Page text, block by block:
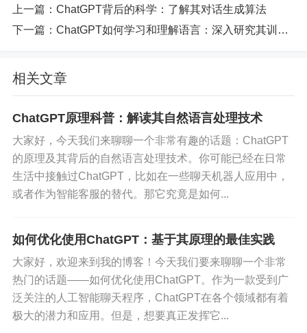
：首先，用户输入一个问题或者一个对话
理解和生成：模型接收到这些向量后，会通过几个
层次的神经网络进行处理。其实，简单来说，模型
会尝试“猜测”下面一个词应该是什么。这是一种概率
的计算，每个词都有一个出现的概率。然后，模型
会从中选择一个最佳的答案，继续生成下一个词，
依此类推，直到生成完整的一段话。
输出处理：最后，生成的向量会被转换回人类能读
懂的文本。这时候，你就能看到一个完整的、连贯
的回答或对话内容了。
注意力机制
上一篇： ChatGPT背后的科学：了解其对话生成算法
下一篇： ChatGPT如何学习和理解语言：深入研究其训练方法
相关文章
ChatGPT原理科普：解读其自然语言处理技术
大家好，今天我们来聊聊一个非常有趣的话题：ChatGPT
的原理及其背后的自然语言处理技术。你可能已经在日常
生活中接触过ChatGPT，比如在一些聊天机器人应用中，
或者作为智能客服的替代。那它究竟是如何...
如何优化使用ChatGPT：基于其原理的最佳实践
大家好，欢迎来到我的博客！今天我们要来聊聊一个非常
热门的话题——如何优化使用ChatGPT。作为一款受到广
泛关注的人工智能聊天程序，ChatGPT在各个领域都有着
极大的潜力和应用。但是，想要真正发挥它...